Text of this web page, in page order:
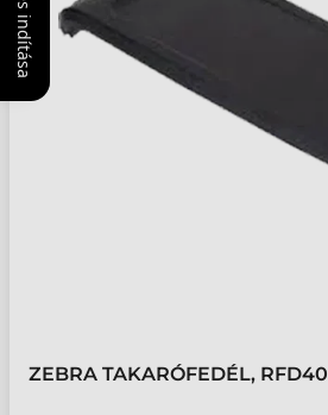
ZEBRA TAKARÓFEDÉL, RFD40